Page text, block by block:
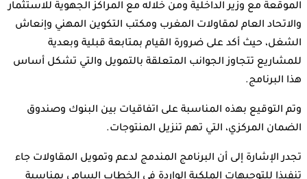
الموقعة مع وزير الداخلية ومن خلاله مع المراكز الجهوية للاستثمار
والاتحاد العام لمقاولات المغرب ومكتب التكوين المهني وإنعاش
الشغل، حيث أكد على ضرورة القيام بمتابعة قبلية وبعدية
للمشاريع تتجاوز الجوانب المتعلقة بالتمويل والتي تشكل أساس
هذا البرنامج.
وتم التوقيع بهذه المناسبة على اتفاقيات بين البنوك وصندوق
الضمان المركزي، التي تهم تنزيل المنتوجات.
تجدر الإشارة إلى أن البرنامج المندمج لدعم وتمويل المقاولات جاء
تنفيذا للتوجيهات الملكية الواردة في الخطاب السامي بمناسبة